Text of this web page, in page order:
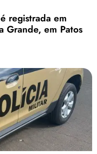
registrada em
Grande, em Patos